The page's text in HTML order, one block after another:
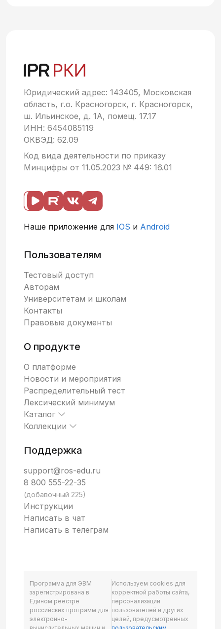
Юридический адрес: 143405, Московская
область, г.о. Красногорск, г. Красногорск,
ш. Ильинское, д. 1А, помещ. 17.17
ИНН: 6454085119
ОКВЭД: 62.09
Код вида деятельности по приказу
Минцифры от 11.05.2023 № 449: 16.01
Наше приложение для IOS и Android
Пользователям
Тестовый доступ
Авторам
Университетам и школам
Контакты
Правовые документы
О продукте
О платформе
Новости и мероприятия
Распределительный тест
Лексический минимум
Каталог
Коллекции
Поддержка
support@ros-edu.ru
8 800 555-22-35
(добавочный 225)
Инструкции
Написать в чат
Написать в телеграм
Программа для ЭВМ
зарегистрирована в
Едином реестре
российских программ для
электронно-
Используем cookies для
корректной работы сайта,
персонализации
пользователей и других
целей, предусмотренных